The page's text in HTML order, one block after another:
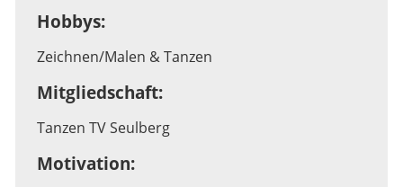
Hobbys:
Zeichnen/Malen & Tanzen
Mitgliedschaft:
Tanzen TV Seulberg
Motivation: